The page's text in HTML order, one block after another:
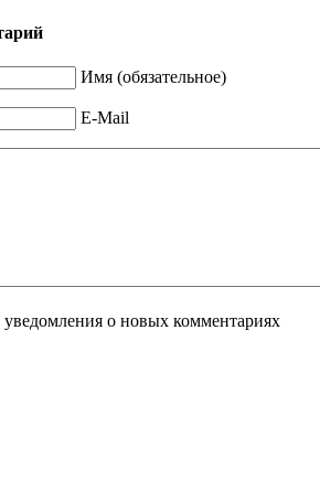
Имя (обязательное)
E-Mail
уведомления о новых комментариях